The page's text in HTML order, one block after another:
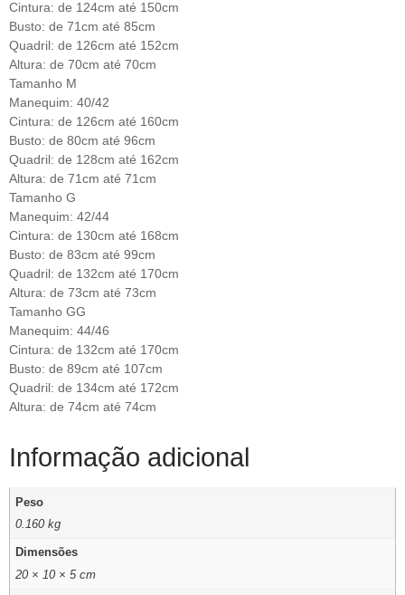
Cintura: de 124cm até 150cm
Busto: de 71cm até 85cm
Quadril: de 126cm até 152cm
Altura: de 70cm até 70cm
Tamanho M
Manequim: 40/42
Cintura: de 126cm até 160cm
Busto: de 80cm até 96cm
Quadril: de 128cm até 162cm
Altura: de 71cm até 71cm
Tamanho G
Manequim: 42/44
Cintura: de 130cm até 168cm
Busto: de 83cm até 99cm
Quadril: de 132cm até 170cm
Altura: de 73cm até 73cm
Tamanho GG
Manequim: 44/46
Cintura: de 132cm até 170cm
Busto: de 89cm até 107cm
Quadril: de 134cm até 172cm
Altura: de 74cm até 74cm
Informação adicional
Peso
0.160 kg
Dimensões
20 × 10 × 5 cm